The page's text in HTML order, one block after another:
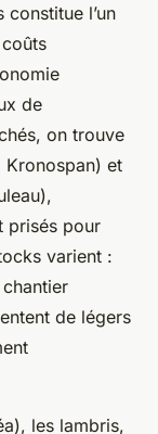
l’un
de
on trouve
Kronospan) et
prisés pour
varient :
de légers
les lambris,